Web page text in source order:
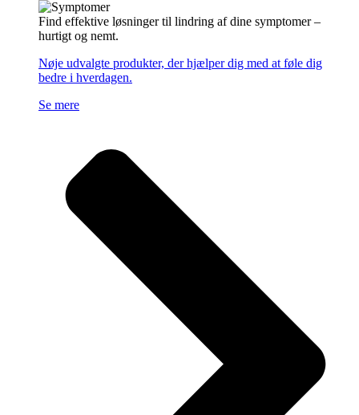
Find effektive løsninger til lindring af dine symptomer –
hurtigt og nemt.
Nøje udvalgte produkter, der hjælper dig med at føle dig
bedre i hverdagen.
Se mere